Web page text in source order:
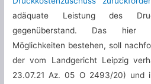
adäquate Leistung des
gegenüberstand. Das hier
Möglichkeiten bestehen, soll
der vom Landgericht Leipzig
23.07.21 Az. 05 O 2493/20) und